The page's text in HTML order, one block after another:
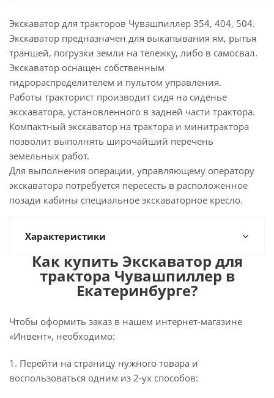
Экскаватор для тракторов Чувашпиллер 354, 404, 504.
Экскаватор предназначен для выкапывания ям, рытья
траншей, погрузки земли на тележку, либо в самосвал.
Экскаватор оснащен собственным
гидрораспределителем и пультом управления.
Работы тракторист производит сидя на сиденье
экскаватора, установленного в задней части трактора.
Компактный экскаватор на трактора и минитрактора
позволит выполнять широчайший перечень
земельных работ.
Для выполнения операции, управляющему оператору
экскаватора потребуется пересесть в расположенное
позади кабины специальное экскаваторное кресло.
Характеристики
Как купить Экскаватор для
трактора Чувашпиллер в
Екатеринбурге?
Чтобы оформить заказ в нашем интернет-магазине
«Инвент», необходимо:
1. Перейти на страницу нужного товара и
воспользоваться одним из 2-ух способов: